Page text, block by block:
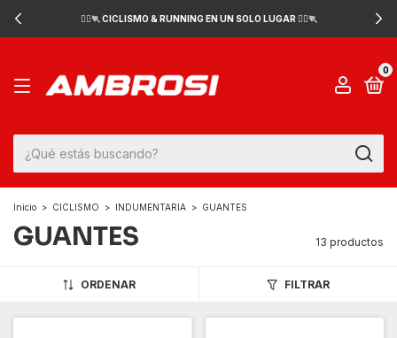
🚴‍♂️🏃 CICLISMO & RUNNING EN UN SOLO LUGAR 🚴‍♂️🏃
0
Inicio > CICLISMO > INDUMENTARIA > GUANTES
GUANTES 13 productos
ORDENAR FILTRAR